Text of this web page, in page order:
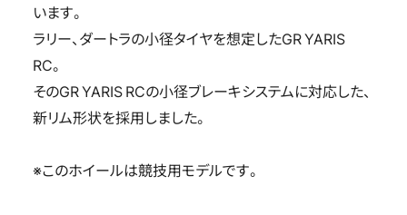
います。
ラリー、ダートラの小径タイヤを想定したGR YARIS
RC。
そのGR YARIS RCの小径ブレーキシステムに対応した、
新リム形状を採用しました。
※このホイールは競技用モデルです。